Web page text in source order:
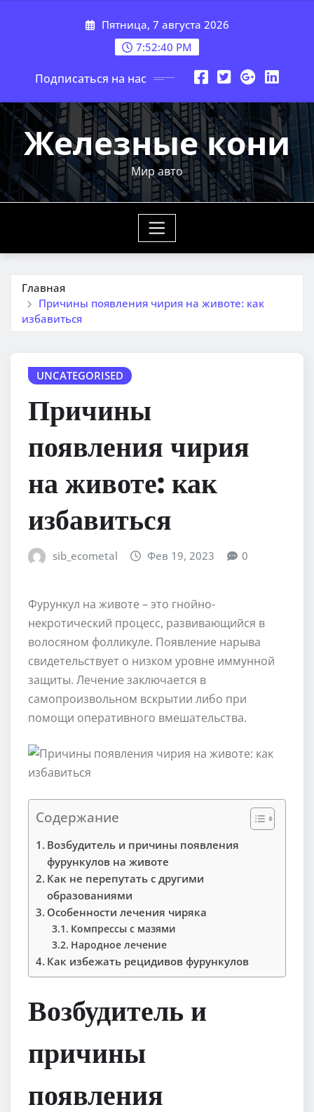
Пятница, 7 августа 2026
7:52:41 PM
Подписаться на нас
Железные кони
Мир авто
Главная
Причины появления чирия на животе: как
избавиться
UNCATEGORISED
Причины
появления чирия
на животе: как
избавиться
sib_ecometal Фев 19, 2023 0
Фурункул на животе – это гнойно-
некротический процесс, развивающийся в
волосяном фолликуле. Появление нарыва
свидетельствует о низком уровне иммунной
защиты. Лечение заключается в
самопроизвольном вскрытии либо при
помощи оперативного вмешательства.
Содержание
Возбудитель и причины появления
фурункулов на животе
Как не перепутать с другими
образованиями
Особенности лечения чиряка
Компрессы с мазями
Народное лечение
Как избежать рецидивов фурункулов
Возбудитель и
причины
появления